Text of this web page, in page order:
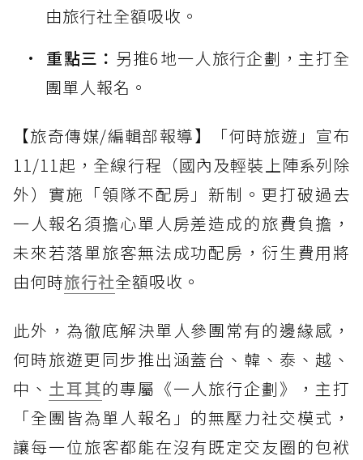
由旅行社全額吸收。
重點三： 另推6地一人旅行企劃，主打全
團單人報名。
【旅奇傳媒/編輯部報導】「何時旅遊」宣布
11/11起，全線行程（國內及輕裝上陣系列除
外）實施「領隊不配房」新制。更打破過去
一人報名須擔心單人房差造成的旅費負擔，
未來若落單旅客無法成功配房，衍生費用將
由何時旅行社全額吸收。
此外，為徹底解決單人參團常有的邊緣感，
何時旅遊更同步推出涵蓋台、韓、泰、越、
中、 土耳其的專屬《一人旅行企劃》，主打
「全團皆為單人報名」的無壓力社交模式，
讓每一位旅客都能在沒有既定交友圈的包袱